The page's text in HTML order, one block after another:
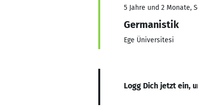
5 Jahre und 2 Monate,
Germanistik
Ege Üniversitesi
Logg Dich jetzt ein,